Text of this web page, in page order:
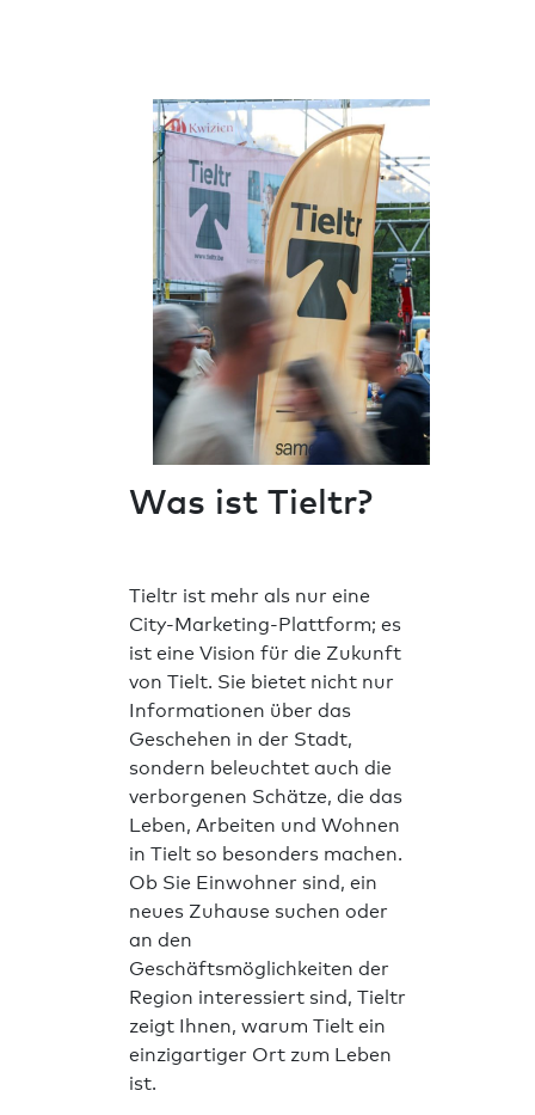
Was ist Tieltr?
Tieltr ist mehr als nur eine
City-Marketing-Plattform; es
ist eine Vision für die Zukunft
von Tielt. Sie bietet nicht nur
Informationen über das
Geschehen in der Stadt,
sondern beleuchtet auch die
verborgenen Schätze, die das
Leben, Arbeiten und Wohnen
in Tielt so besonders machen.
Ob Sie Einwohner sind, ein
neues Zuhause suchen oder
an den
Geschäftsmöglichkeiten der
Region interessiert sind, Tieltr
zeigt Ihnen, warum Tielt ein
einzigartiger Ort zum Leben
ist.